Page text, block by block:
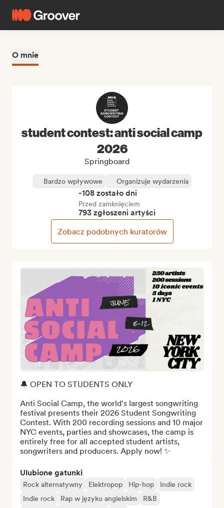
O mnie
🔔 OPEN TO STUDENTS ONLY
Anti Social Camp, the world's largest songwriting
festival presents their 2026 Student Songwriting
Contest. With 200 recording sessions and 10 major
NYC events, parties and showcases, the camp is
entirely free for all accepted student artists,
songwriters and producers. Apply now! ✨
Ulubione gatunki
Rock alternatywny Elektropop Hip-hop
Indie rock
Indie rock
Rap w języku angielskim
R&B
student contest: anti social camp
2026
Springboard
Bardzo wpływowe Organizuje wydarzenia
-108 zostało dni
Przed zamknięciem
793 zgłoszeni artyści
Zobacz podobnych kuratorów